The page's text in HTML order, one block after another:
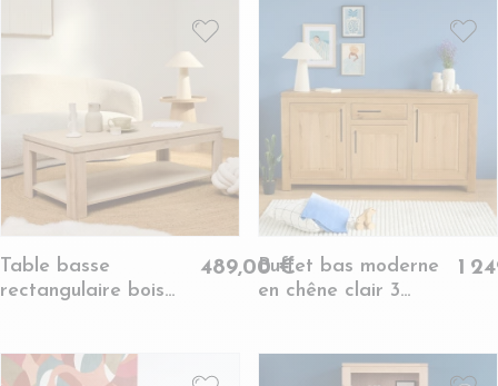
Table basse
rectangulaire bois
489,00 €Buffet bas moderne
en chêne clair 3
1